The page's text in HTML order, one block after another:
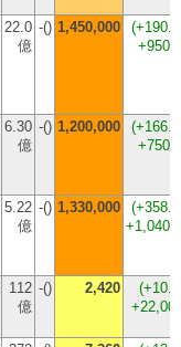
22.0
億
-() 1,450,000 (
6.30
億
-() 1,200,000 (
5.22
億
-() 1,330,000 (
112
億
-() 2,420 (